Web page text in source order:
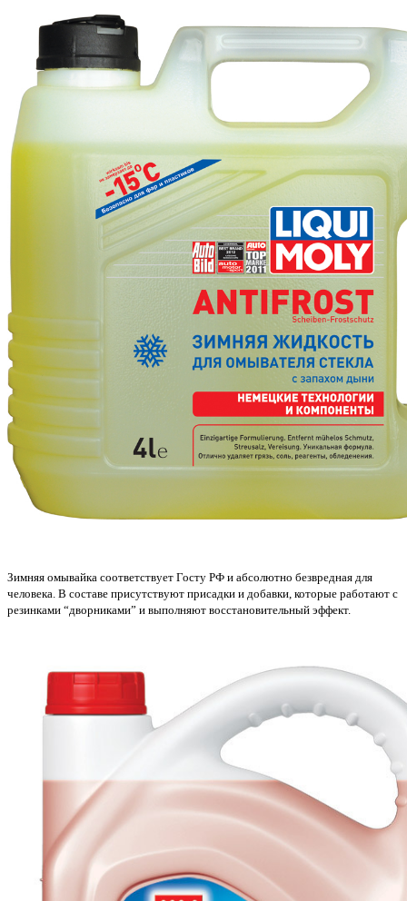
Зимняя омывайка соответствует Госту РФ и абсолютно безвредная для
человека. В составе присутствуют присадки и добавки, которые работают с
резинками “дворниками” и выполняют восстановительный эффект.